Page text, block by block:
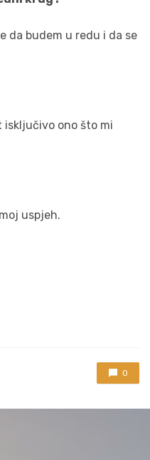
da budem u redu i da se
ono što mi
uspjeh.
0